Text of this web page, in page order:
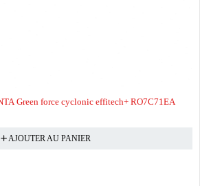
Green force cyclonic effitech+ RO7C71EA
AJOUTER AU PANIER